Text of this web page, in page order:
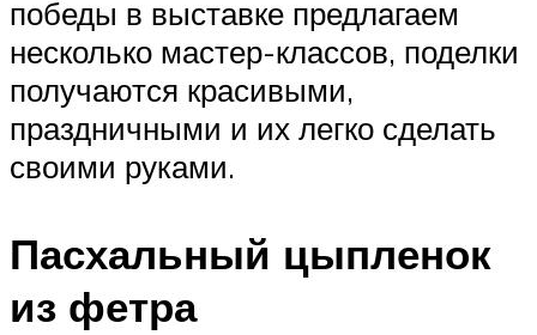
победы в выставке предлагаем
несколько мастер-классов, поделки
получаются красивыми,
праздничными и их легко сделать
своими руками.
Пасхальный цыпленок
из фетра